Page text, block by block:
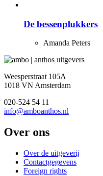
De bessenplukkers
Amanda Peters
Weesperstraat 105A
1018 VN Amsterdam
020-524 54 11
info@amboanthos.nl
Over ons
Over de uitgeverij
Contactgegevens
Foreign rights